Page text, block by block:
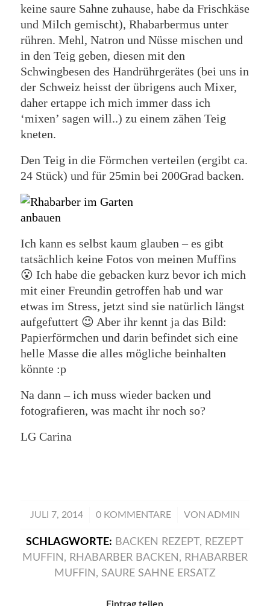
keine saure Sahne zuhause, habe da Frischkäse
und Milch gemischt), Rhabarbermus unter
rühren. Mehl, Natron und Nüsse mischen und
in den Teig geben, diesen mit den
Schwingbesen des Handrührgerätes (bei uns in
der Schweiz heisst der übrigens auch Mixer,
daher ertappe ich mich immer dass ich
‘mixen’ sagen will..) zu einem zähen Teig
kneten.
Den Teig in die Förmchen verteilen (ergibt ca.
24 Stück) und für 25min bei 200Grad backen.
Ich kann es selbst kaum glauben – es gibt
tatsächlich keine Fotos von meinen Muffins
😮 Ich habe die gebacken kurz bevor ich mich
mit einer Freundin getroffen hab und war
etwas im Stress, jetzt sind sie natürlich längst
aufgefuttert 😉 Aber ihr kennt ja das Bild:
Papierförmchen und darin befindet sich eine
helle Masse die alles mögliche beinhalten
könnte :p
Na dann – ich muss wieder backen und
fotografieren, was macht ihr noch so?
LG Carina
JULI 7, 2014
/ 0 KOMMENTARE
/ VON ADMIN
SCHLAGWORTE: BACKEN REZEPT, REZEPT
MUFFIN , RHABARBER BACKEN , RHABARBER
MUFFIN , SAURE SAHNE ERSATZ